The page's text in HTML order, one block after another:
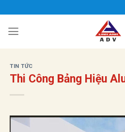
qua
nội
TIN TỨC
Thi Công Bảng Hiệu